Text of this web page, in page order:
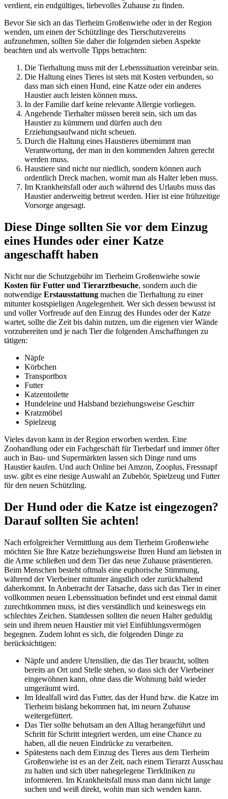
verdient, ein endgültiges, liebevolles Zuhause zu finden.
Bevor Sie sich an das Tierheim Großenwiehe oder in der Region
wenden, um einen der Schützlinge des Tierschutzvereins
aufzunehmen, sollten Sie daher die folgenden sieben Aspekte
beachten und als wertvolle Tipps betrachten:
Die Tierhaltung muss mit der Lebenssituation vereinbar sein.
Die Haltung eines Tieres ist stets mit Kosten verbunden, so
dass man sich einen Hund, eine Katze oder ein anderes
Haustier auch leisten können muss.
In der Familie darf keine relevante Allergie vorliegen.
Angehende Tierhalter müssen bereit sein, sich um das
Haustier zu kümmern und dürfen auch den
Erziehungsaufwand nicht scheuen.
Durch die Haltung eines Haustieres übernimmt man
Verantwortung, der man in den kommenden Jahren gerecht
werden muss.
Haustiere sind nicht nur niedlich, sondern können auch
ordentlich Dreck machen, womit man als Halter leben muss.
Im Krankheitsfall oder auch während des Urlaubs muss das
Haustier anderweitig betreut werden. Hier ist eine frühzeitige
Vorsorge angesagt.
Diese Dinge sollten Sie vor dem Einzug
eines Hundes oder einer Katze
angeschafft haben
Nicht nur die Schutzgebühr im Tierheim Großenwiehe sowie
Kosten für Futter und Tierarztbesuche, sondern auch die
notwendige Erstausstattung machen die Tierhaltung zu einer
mitunter kostspieligen Angelegenheit. Wer sich dessen bewusst ist
und voller Vorfreude auf den Einzug des Hundes oder der Katze
wartet, sollte die Zeit bis dahin nutzen, um die eigenen vier Wände
vorzubereiten und je nach Tier die folgenden Anschaffungen zu
tätigen:
Näpfe
Körbchen
Transportbox
Futter
Katzentoilette
Hundeleine und Halsband beziehungsweise Geschirr
Kratzmöbel
Spielzeug
Vieles davon kann in der Region erworben werden. Eine
Zoohandlung oder ein Fachgeschäft für Tierbedarf und immer öfter
auch in Bau- und Supermärkten lassen sich Dinge rund ums
Haustier kaufen. Und auch Online bei Amzon, Zooplus, Fressnapf
usw. gibt es eine riesige Auswahl an Zubehör, Spielzeug und Futter
für den neuen Schützling.
Der Hund oder die Katze ist eingezogen?
Darauf sollten Sie achten!
Nach erfolgreicher Vermittlung aus dem Tierheim Großenwiehe
möchten Sie Ihre Katze beziehungsweise Ihren Hund am liebsten in
die Arme schließen und dem Tier das neue Zuhause präsentieren.
Beim Menschen besteht oftmals eine euphorische Stimmung,
während der Vierbeiner mitunter ängstlich oder zurückhaltend
daherkommt. In Anbetracht der Tatsache, dass sich das Tier in einer
vollkommen neuen Lebenssituation befindet und erst einmal damit
zurechtkommen muss, ist dies verständlich und keineswegs ein
schlechtes Zeichen. Stattdessen sollten die neuen Halter geduldig
sein und ihrem neuen Haustier mit viel Einfühlungsvermögen
begegnen. Zudem lohnt es sich, die folgenden Dinge zu
berücksichtigen:
Näpfe und andere Utensilien, die das Tier braucht, sollten
bereits an Ort und Stelle stehen, so dass sich der Vierbeiner
eingewöhnen kann, ohne dass die Wohnung bald wieder
umgeräumt wird.
Im Idealfall wird das Futter, das der Hund bzw. die Katze im
Tierheim bislang bekommen hat, im neuen Zuhause
weitergefüttert.
Das Tier sollte behutsam an den Alltag herangeführt und
Schritt für Schritt integriert werden, um eine Chance zu
haben, all die neuen Eindrücke zu verarbeiten.
Spätestens nach dem Einzug des Tieres aus dem Tierheim
Großenwiehe ist es an der Zeit, nach einem Tierarzt Ausschau
zu halten und sich über nahegelegene Tierkliniken zu
informieren. Im Krankheitsfall muss man dann nicht lange
suchen und weiß direkt, wohin man sich wenden kann.